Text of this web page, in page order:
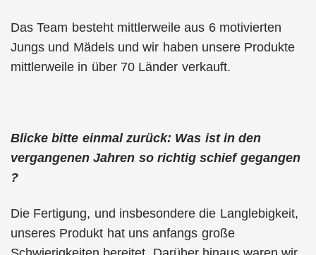
Das Team besteht mittlerweile aus 6 motivierten
Jungs und Mädels und wir haben unsere Produkte
mittlerweile in über 70 Länder verkauft.
Blicke bitte einmal zurück: Was ist in den
vergangenen Jahren so richtig schief gegangen
?
Die Fertigung, und insbesondere die Langlebigkeit,
unseres Produkt hat uns anfangs große